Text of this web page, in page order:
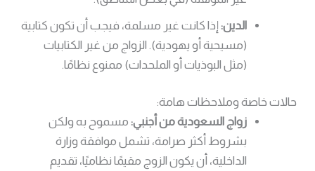
الدين: إذا كانت غير مسلمة، فيجب أن تكون كتابية
(مسيحية أو يهودية). الزواج من غير الكتابيات
(مثل البوذيات أو الملحدات) ممنوع نظامًا.
حالات خاصة وملاحظات هامة:
زواج السعودية من أجنبي: مسموح به ولكن
بشروط أكثر صرامة، تشمل موافقة وزارة
الداخلية، أن يكون الزوج مقيمًا نظاميًا، تقديم